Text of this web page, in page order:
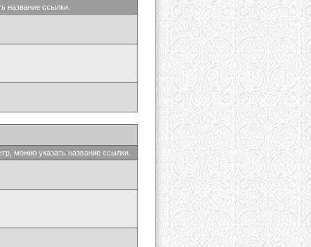
название ссылки.
можно указать название ссылки.